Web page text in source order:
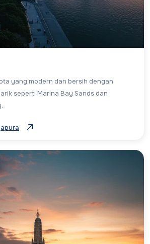
yang modern dan bersih dengan
seperti Marina Bay Sands dan